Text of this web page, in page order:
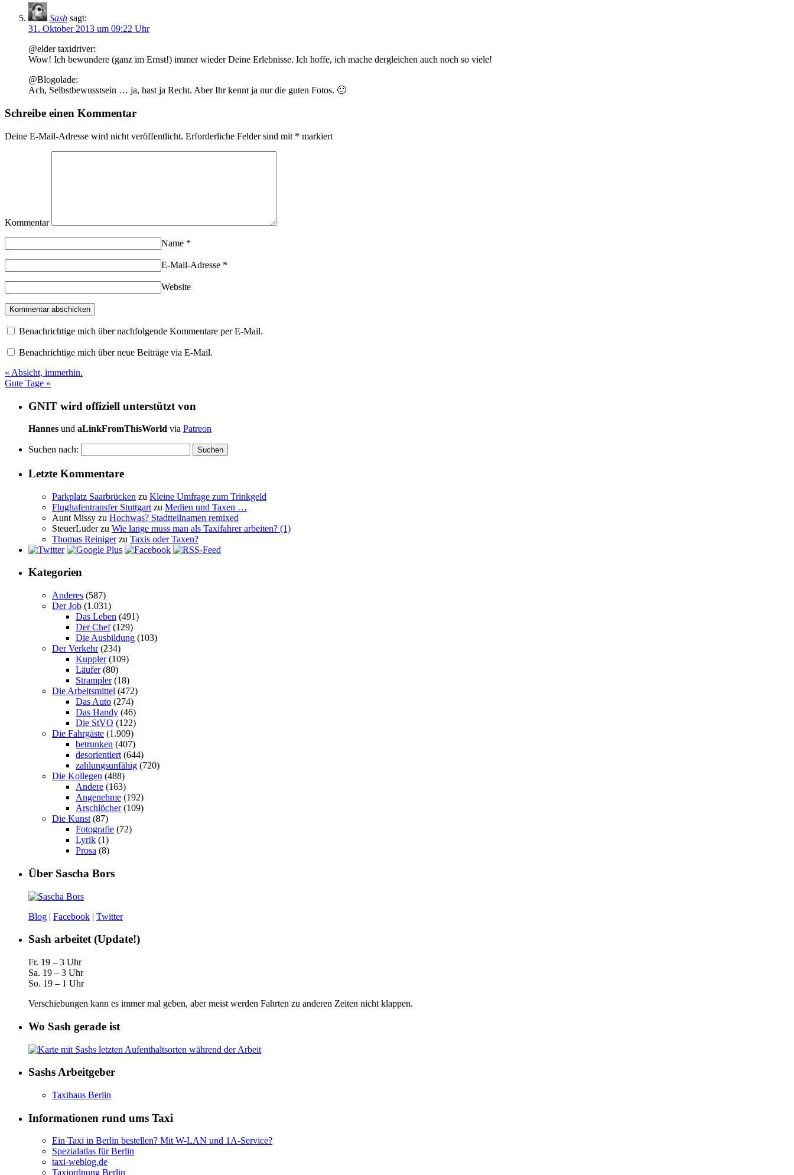
Sash sagt:
31. Oktober 2013 um 09:22 Uhr
@elder taxidriver:
Wow! Ich bewundere (ganz im Ernst!) immer wieder Deine Erlebnisse. Ich hoffe, ich mache dergleichen auch noch so viele!
@Blogolade:
Ach, Selbstbewusstsein … ja, hast ja Recht. Aber Ihr kennt ja nur die guten Fotos. 🙂
Schreibe einen Kommentar
Deine E-Mail-Adresse wird nicht veröffentlicht. Erforderliche Felder sind mit * markiert
Kommentar
Name *
E-Mail-Adresse *
Website
Benachrichtige mich über nachfolgende Kommentare per E-Mail.
Benachrichtige mich über neue Beiträge via E-Mail.
« Absicht, immerhin.
Gute Tage »
GNIT wird offiziell unterstützt von
Hannes und aLinkFromThisWorld via Patreon
Suchen nach:
Letzte Kommentare
Parkplatz Saarbrücken zu Kleine Umfrage zum Trinkgeld
Flughafentransfer Stuttgart zu Medien und Taxen …
Aunt Missy zu Hochwas? Stadtteilnamen remixed
SteuerLuderzu Wie lange muss man als Taxifahrer arbeiten? (1)
Thomas Reinigerzu Taxis oder Taxen?
Kategorien
Anderes (587)
Der Job (1.031)
Das Leben (491)
Der Chef(129)
Die Ausbildung (103)
Der Verkehr(234)
Kuppler(109)
Läufer(80)
Strampler(18)
Die Arbeitsmittel (472)
Das Auto (274)
Das Handy (46)
Die StVO (122)
Die Fahrgäste (1.909)
betrunken (407)
desorientiert (644)
zahlungsunfähig (720)
Die Kollegen (488)
Andere (163)
Angenehme (192)
Arschlöcher(109)
Die Kunst (87)
Fotografie (72)
Lyrik (1)
Prosa (8)
Über Sascha Bors
Blog | Facebook | Twitter
Sash arbeitet (Update!)
Fr. 19 – 3 Uhr
Sa. 19 – 3 Uhr
So. 19 – 1 Uhr
Verschiebungen kann es immer mal geben, aber meist werden Fahrten zu anderen Zeiten nicht klappen.
Wo Sash gerade ist
Sashs Arbeitgeber
Taxihaus Berlin
Informationen rund ums Taxi
Ein Taxi in Berlin bestellen? Mit W-LAN und 1A-Service?
Spezialatlas für Berlin
taxi-weblog.de
Taxiordnung Berlin